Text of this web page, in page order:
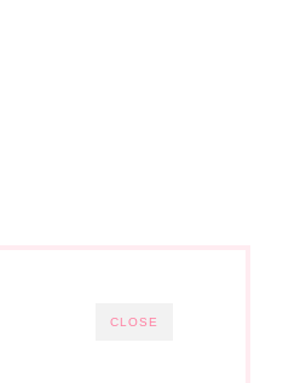
CLOSE